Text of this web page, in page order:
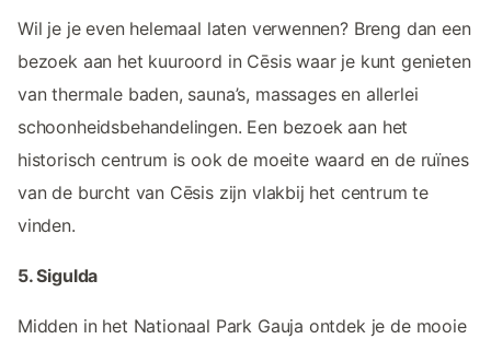
Wil je je even helemaal laten verwennen? Breng dan een
bezoek aan het kuuroord in Cēsis waar je kunt genieten
van thermale baden, sauna’s, massages en allerlei
schoonheidsbehandelingen. Een bezoek aan het
historisch centrum is ook de moeite waard en de ruïnes
van de burcht van Cēsis zijn vlakbij het centrum te
vinden.
5. Sigulda
Midden in het Nationaal Park Gauja ontdek je de mooie